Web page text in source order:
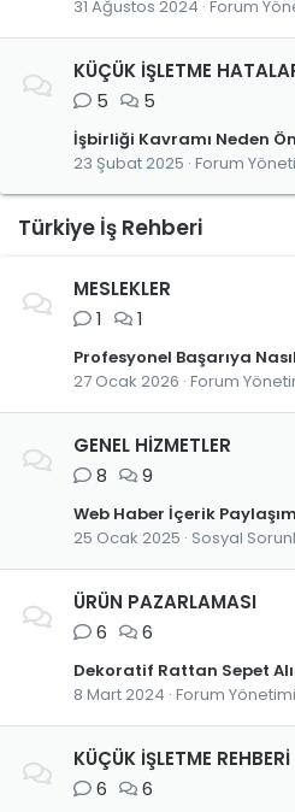
31 Ağustos 2024 Forum
KÜÇÜK İŞLETME
5
5
İşbirliği Kavramı Neden
23 Şubat 2025 Forum
Türkiye İş Rehberi
MESLEKLER
1
1
Profesyonel Başarıya
27 Ocak 2026 Forum
GENEL HİZMETLER
8
9
Web Haber İçerik
25 Ocak 2025 Sosyal
ÜRÜN PAZARLAMASI
6
6
Dekoratif Rattan Sepet
8 Mart 2024 Forum Yönetimi
KÜÇÜK İŞLETME REHBERİ
6
6